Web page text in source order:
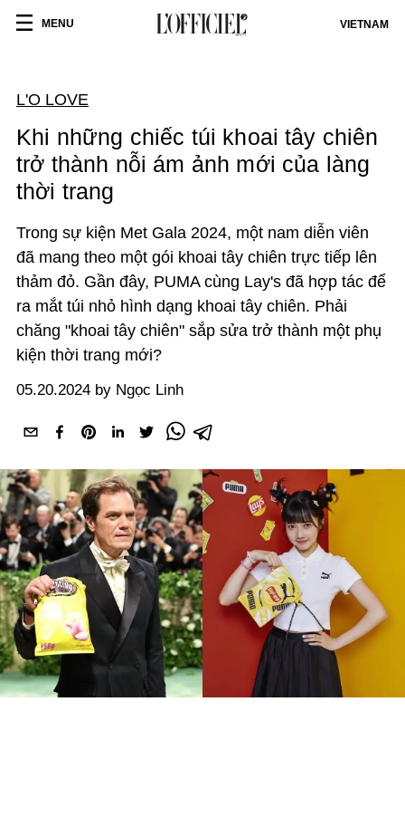
MENU VIETNAM
L'O LOVE
Khi những chiếc túi khoai tây chiên
trở thành nỗi ám ảnh mới của làng
thời trang
Trong sự kiện Met Gala 2024, một nam diễn viên
đã mang theo một gói khoai tây chiên trực tiếp lên
thảm đỏ. Gần đây, PUMA cùng Lay's đã hợp tác để
ra mắt túi nhỏ hình dạng khoai tây chiên. Phải
chăng "khoai tây chiên" sắp sửa trở thành một phụ
kiện thời trang mới?
05.20.2024 by Ngọc Linh